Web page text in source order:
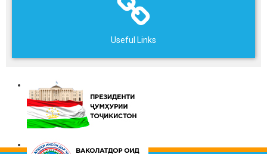
Useful Links